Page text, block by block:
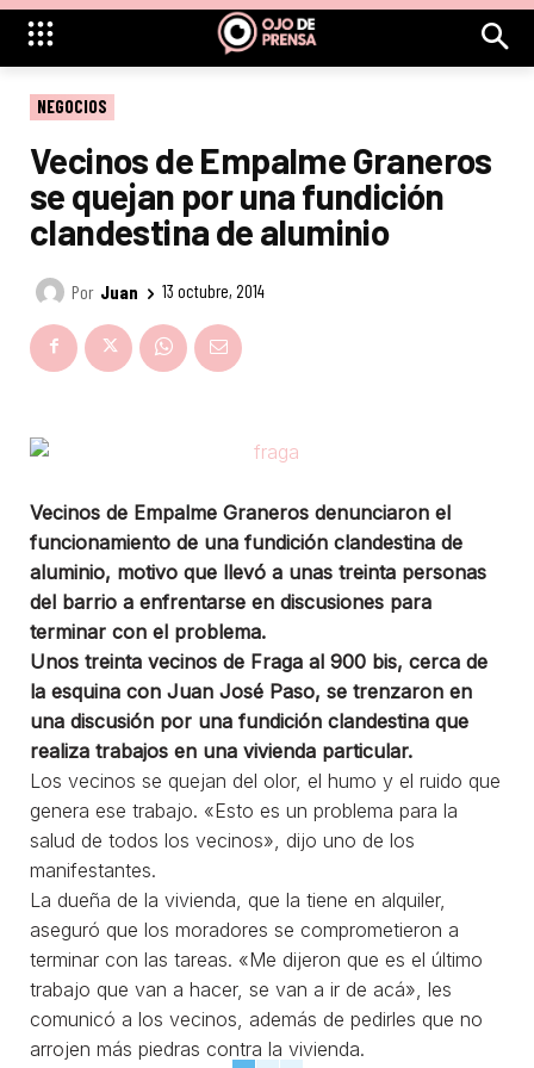
NEGOCIOS
Vecinos de Empalme Graneros
se quejan por una fundición
clandestina de aluminio
Por Juan 13 octubre, 2014
Vecinos de Empalme Graneros denunciaron el
funcionamiento de una fundición clandestina de
aluminio, motivo que llevó a unas treinta personas
del barrio a enfrentarse en discusiones para
terminar con el problema.
Unos treinta vecinos de Fraga al 900 bis, cerca de
la esquina con Juan José Paso, se trenzaron en
una discusión por una fundición clandestina que
realiza trabajos en una vivienda particular.
Los vecinos se quejan del olor, el humo y el ruido que
genera ese trabajo. «Esto es un problema para la
salud de todos los vecinos», dijo uno de los
manifestantes.
La dueña de la vivienda, que la tiene en alquiler,
aseguró que los moradores se comprometieron a
terminar con las tareas. «Me dijeron que es el último
trabajo que van a hacer, se van a ir de acá», les
comunicó a los vecinos, además de pedirles que no
arrojen más piedras contra la vivienda.